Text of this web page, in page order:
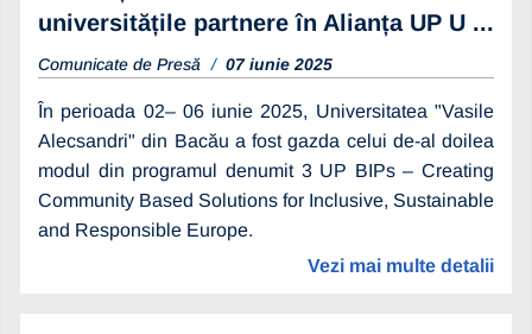
universitățile partnere în Alianța UP U ...
Comunicate de Presă 07 iunie 2025
În perioada 02– 06 iunie 2025, Universitatea "Vasile
Alecsandri" din Bacău a fost gazda celui de-al doilea
modul din programul denumit 3 UP BIPs – Creating
Community Based Solutions for Inclusive, Sustainable
and Responsible Europe.
Vezi mai multe detalii